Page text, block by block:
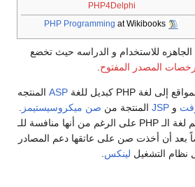
تخضع
المنتجه
.
المصادر